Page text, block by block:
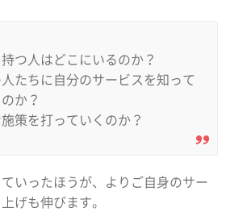
つ人はどこにいるのか？
たちに自分のサービスを知って
か？
策を打っていくのか？
いったほうが、よりご自身のサー
げも伸びます。